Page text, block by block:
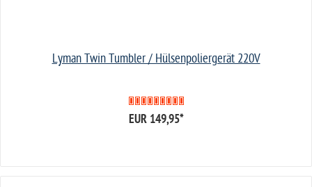
Lyman Twin Tumbler / Hülsenpoliergerät 220V
EUR 149,95*